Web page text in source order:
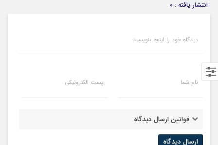
انتشار یافته : 0
دیدگاه خود را اینجا بنویسید
نام شما پست الکترونیکی
قوانین ارسال دیدگاه